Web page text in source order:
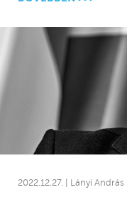
2022.12.27. | Lányi András |